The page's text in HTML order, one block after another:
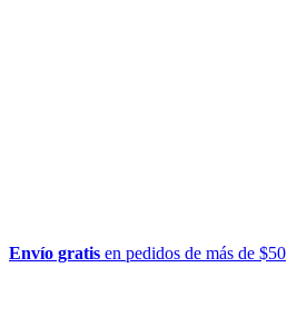
Envío gratis en pedidos de más de $50